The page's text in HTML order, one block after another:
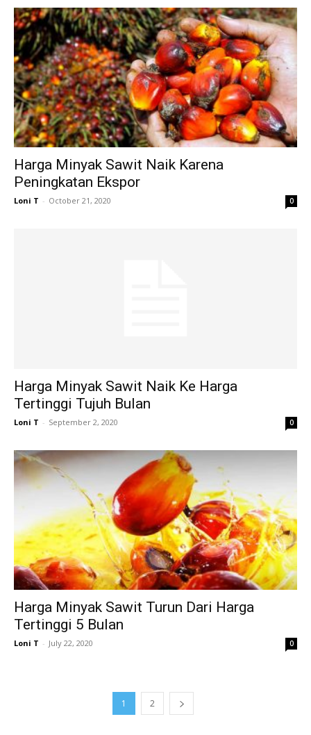
Harga Minyak Sawit Naik Karena
Peningkatan Ekspor
Loni T - October 21, 2020 0
Harga Minyak Sawit Naik Ke Harga
Tertinggi Tujuh Bulan
Loni T - September 2, 2020 0
Harga Minyak Sawit Turun Dari Harga
Tertinggi 5 Bulan
Loni T - July 22, 2020 0
1 2